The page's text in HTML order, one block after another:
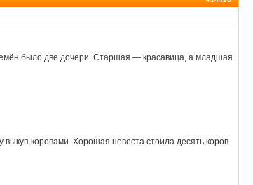
было две дочери. Старшая — красавица, а младшая
коровами. Хорошая невеста стоила десять коров.